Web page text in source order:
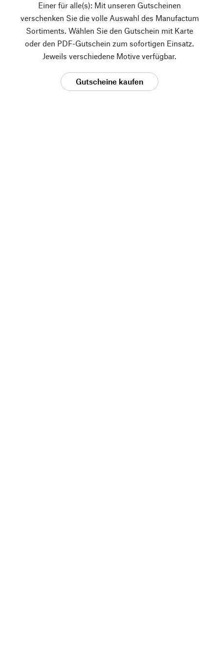
Einer für alle(s): Mit unseren Gutscheinen
verschenken Sie die volle Auswahl des Manufactum
Sortiments. Wählen Sie den Gutschein mit Karte
oder den PDF-Gutschein zum sofortigen Einsatz.
Jeweils verschiedene Motive verfügbar.
Gutscheine kaufen